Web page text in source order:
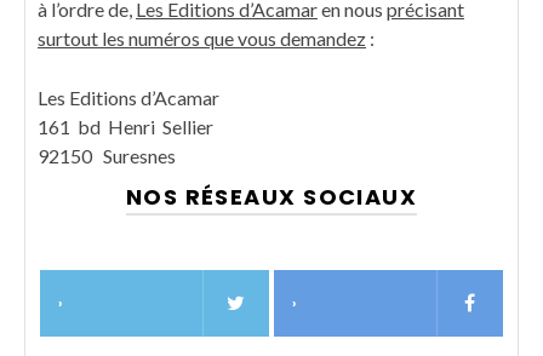
à l’ordre de, Les Editions d’Acamaren nous précisant
surtout les numéros que vous demandez :
Les Editions d’Acamar
161 bd Henri Sellier
92150 Suresnes
NOS RÉSEAUX SOCIAUX
› ›